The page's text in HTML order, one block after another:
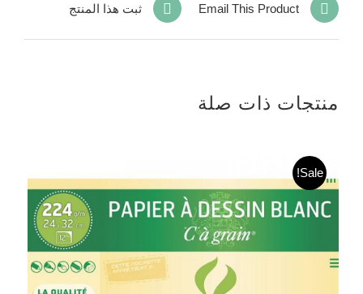
ثبت هذا المنتج Email This Product
منتجات ذات صلة
Sale!